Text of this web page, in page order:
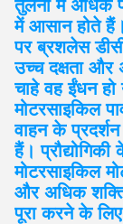
तुलना में अधिक
में आसान होते
पर ब्रशलेस
उच्च दक्षता और
चाहे वह ईंधन हो
मोटरसाइकिल
वाहन के
हैं।
मोटरसाइकिल
और अधिक
पूरा करने के लिए